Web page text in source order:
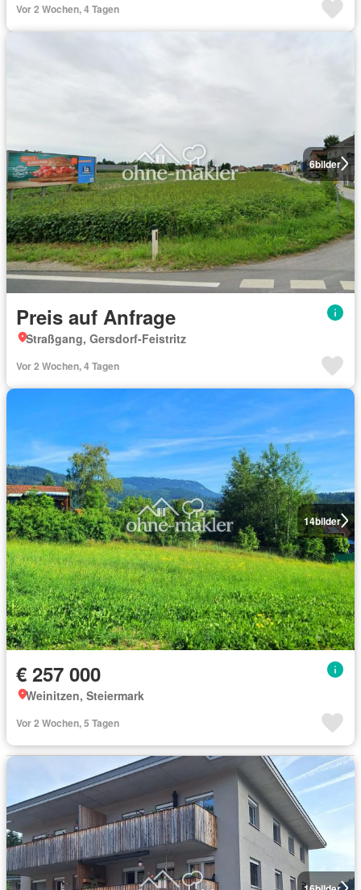
Vor 2 Wochen, 4 Tagen
6bilder
Preis auf Anfrage
Straßgang, Gersdorf-Feistritz
Vor 2 Wochen, 4 Tagen
14bilder
€ 257 000
Weinitzen, Steiermark
Vor 2 Wochen, 5 Tagen